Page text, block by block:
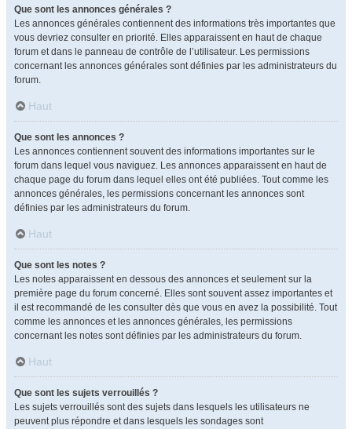
Que sont les annonces générales ?
Les annonces générales contiennent des informations très importantes que
vous devriez consulter en priorité. Elles apparaissent en haut de chaque
forum et dans le panneau de contrôle de l’utilisateur. Les permissions
concernant les annonces générales sont définies par les administrateurs du
forum.
Haut
Que sont les annonces ?
Les annonces contiennent souvent des informations importantes sur le
forum dans lequel vous naviguez. Les annonces apparaissent en haut de
chaque page du forum dans lequel elles ont été publiées. Tout comme les
annonces générales, les permissions concernant les annonces sont
définies par les administrateurs du forum.
Haut
Que sont les notes ?
Les notes apparaissent en dessous des annonces et seulement sur la
première page du forum concerné. Elles sont souvent assez importantes et
il est recommandé de les consulter dès que vous en avez la possibilité. Tout
comme les annonces et les annonces générales, les permissions
concernant les notes sont définies par les administrateurs du forum.
Haut
Que sont les sujets verrouillés ?
Les sujets verrouillés sont des sujets dans lesquels les utilisateurs ne
peuvent plus répondre et dans lesquels les sondages sont